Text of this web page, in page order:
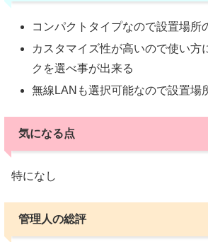
コンパクトタイプなので設置場所
カスタマイズ性が高いので使い方
クを選べ事が出来る
無線LANも選択可能なので設置場
気になる点
特になし
管理人の総評